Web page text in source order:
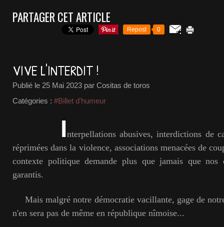
PARTAGER CET ARTICLE
Repost 0
VIVE L'INTERDIT !
Publié le 25 Mai 2023 par Cositas de toros
Catégories : #Billet d'humeur
Interpellations abusives, interdictions de
réprimées dans la violence, associations menacées de
contexte politique demande plus que jamais que
garantis.
Mais malgré notre démocratie vacillante, gage de
n'en sera pas de même en république nîmoise...